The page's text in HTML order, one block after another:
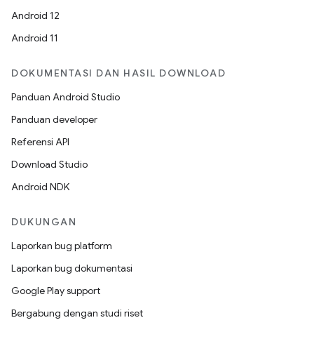
Android 12
Android 11
DOKUMENTASI DAN HASIL DOWNLOAD
Panduan Android Studio
Panduan developer
Referensi API
Download Studio
Android NDK
DUKUNGAN
Laporkan bug platform
Laporkan bug dokumentasi
Google Play support
Bergabung dengan studi riset